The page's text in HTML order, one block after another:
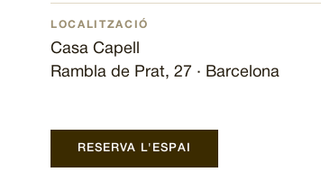
LOCALITZACIÓ
Casa Capell
Rambla de Prat, 27 · Barcelona
RESERVA L'ESPAI